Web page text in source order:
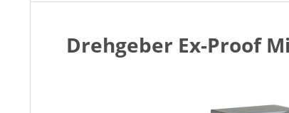
Drehgeber Ex-Proof